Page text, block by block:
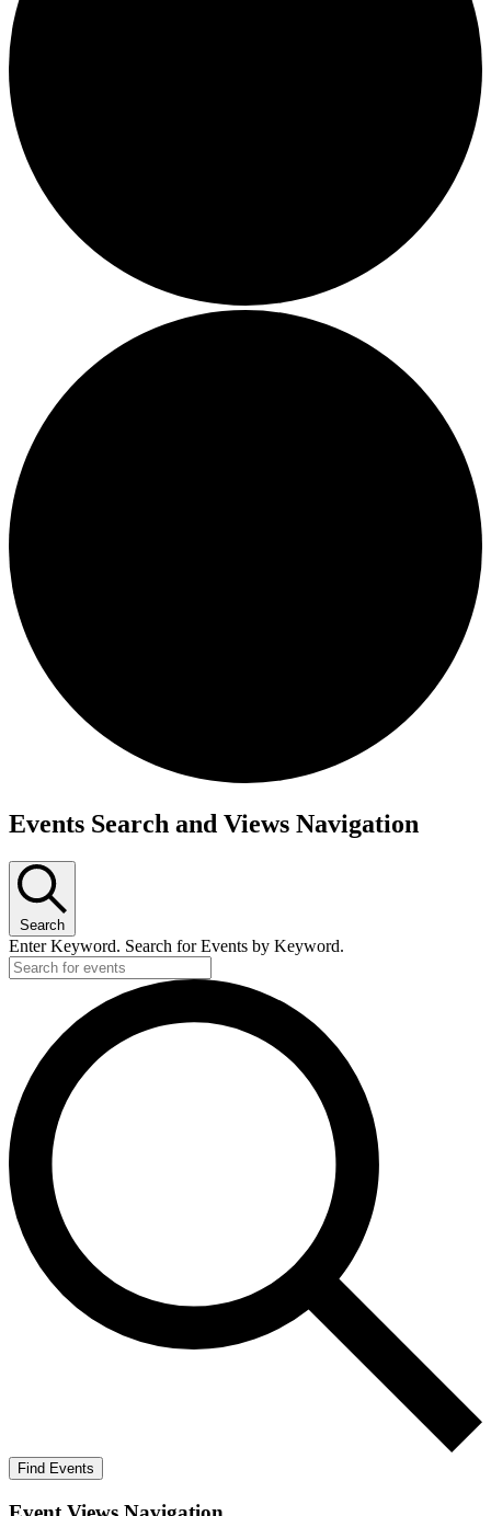
Events Search and Views Navigation
Search
Enter Keyword. Search for Events by Keyword.
Find Events